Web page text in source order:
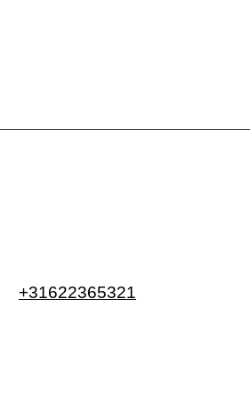
+31622365321